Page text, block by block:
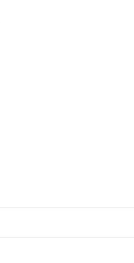
permettre ainsi d'acheter sur votre